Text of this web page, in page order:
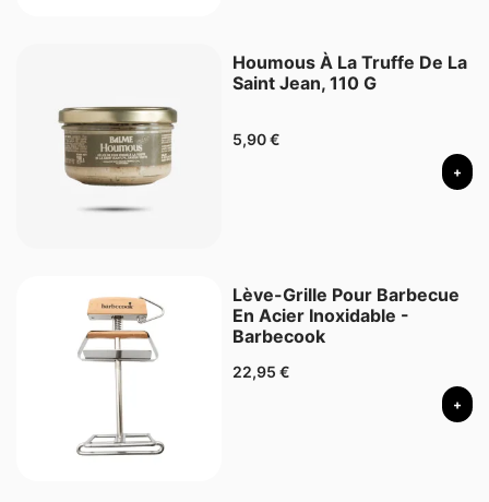
Houmous À La Truffe De La
Saint Jean, 110 G
5,90€
+
Lève-Grille Pour Barbecue
En Acier Inoxidable -
Barbecook
22,95€
+